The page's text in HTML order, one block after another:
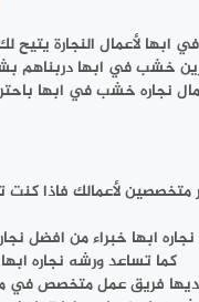
لأعمال النجارة يتيح
خشب في ابها دربناهم
نجاره خشب في ابها
لأعمالك فاذا كنت
ابها خبراء من افضل
كما تساعد ورشه نجاره
فريق عمل متخصص في